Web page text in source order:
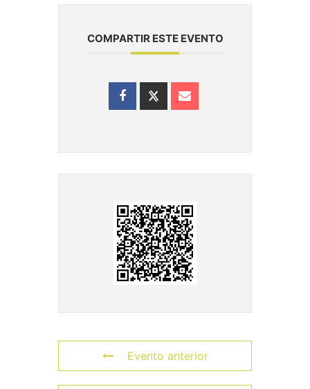
COMPARTIR ESTE EVENTO
Evento anterior